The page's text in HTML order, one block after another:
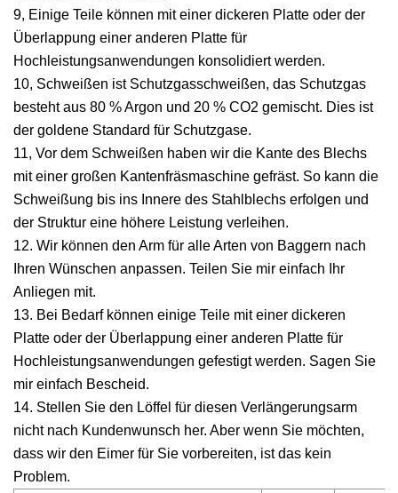
9, Einige Teile können mit einer dickeren Platte oder der
Überlappung einer anderen Platte für
Hochleistungsanwendungen konsolidiert werden.
10, Schweißen ist Schutzgasschweißen, das Schutzgas
besteht aus 80 % Argon und 20 % CO2 gemischt. Dies ist
der goldene Standard für Schutzgase.
11, Vor dem Schweißen haben wir die Kante des Blechs
mit einer großen Kantenfräsmaschine gefräst. So kann die
Schweißung bis ins Innere des Stahlblechs erfolgen und
der Struktur eine höhere Leistung verleihen.
12. Wir können den Arm für alle Arten von Baggern nach
Ihren Wünschen anpassen. Teilen Sie mir einfach Ihr
Anliegen mit.
13. Bei Bedarf können einige Teile mit einer dickeren
Platte oder der Überlappung einer anderen Platte für
Hochleistungsanwendungen gefestigt werden. Sagen Sie
mir einfach Bescheid.
14. Stellen Sie den Löffel für diesen Verlängerungsarm
nicht nach Kundenwunsch her. Aber wenn Sie möchten,
dass wir den Eimer für Sie vorbereiten, ist das kein
Problem.